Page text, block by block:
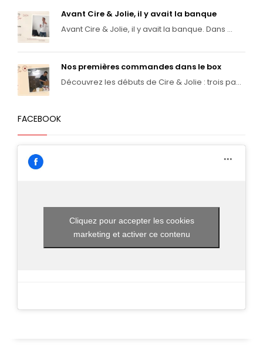
Avant Cire & Jolie, il y avait la banque
Avant Cire & Jolie, il y avait la banque. Dans ...
Nos premières commandes dans le box
Découvrez les débuts de Cire & Jolie : trois pa...
FACEBOOK
Cliquez pour accepter les cookies
marketing et activer ce contenu